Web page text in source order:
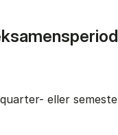
eller